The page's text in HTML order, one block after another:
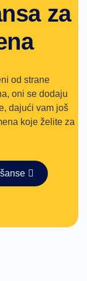
za
od strane
oni se dodaju
dajući vam još
koje želite za